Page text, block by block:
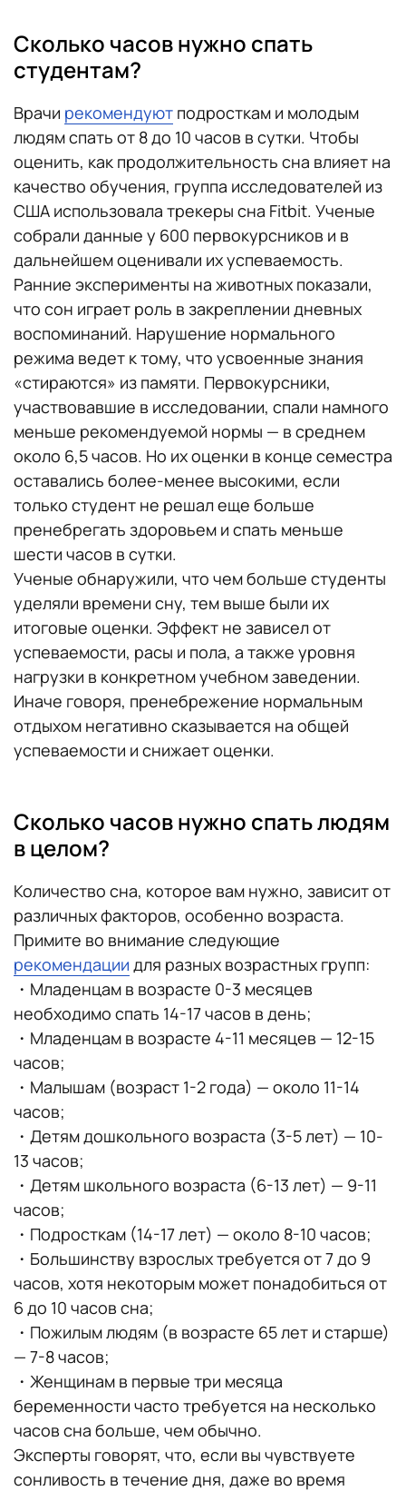
Сколько часов нужно спать
студентам?
Врачи рекомендуют подросткам и молодым
людям спать от 8 до 10 часов в сутки. Чтобы
оценить, как продолжительность сна влияет на
качество обучения, группа исследователей из
США использовала трекеры сна Fitbit. Ученые
собрали данные у 600 первокурсников и в
дальнейшем оценивали их успеваемость.
Ранние эксперименты на животных показали,
что сон играет роль в закреплении дневных
воспоминаний. Нарушение нормального
режима ведет к тому, что усвоенные знания
«стираются» из памяти. Первокурсники,
участвовавшие в исследовании, спали намного
меньше рекомендуемой нормы — в среднем
около 6,5 часов. Но их оценки в конце семестра
оставались более-менее высокими, если
только студент не решал еще больше
пренебрегать здоровьем и спать меньше
шести часов в сутки.
Ученые обнаружили, что чем больше студенты
уделяли времени сну, тем выше были их
итоговые оценки. Эффект не зависел от
успеваемости, расы и пола, а также уровня
нагрузки в конкретном учебном заведении.
Иначе говоря, пренебрежение нормальным
отдыхом негативно сказывается на общей
успеваемости и снижает оценки.
Сколько часов нужно спать людям
в целом?
Количество сна, которое вам нужно, зависит от
различных факторов, особенно возраста.
Примите во внимание следующие
рекомендации для разных возрастных групп:
・Младенцам в возрасте 0-3 месяцев
необходимо спать 14-17 часов в день;
・Младенцам в возрасте 4-11 месяцев — 12-15
часов;
・Малышам (возраст 1-2 года) — около 11-14
часов;
・Детям дошкольного возраста (3-5 лет) — 10-
13 часов;
・Детям школьного возраста (6-13 лет) — 9-11
часов;
・Подросткам (14-17 лет) — около 8-10 часов;
・Большинству взрослых требуется от 7 до 9
часов, хотя некоторым может понадобиться от
6 до 10 часов сна;
・Пожилым людям (в возрасте 65 лет и старше)
— 7-8 часов;
・Женщинам в первые три месяца
беременности часто требуется на несколько
часов сна больше, чем обычно.
Эксперты говорят, что, если вы чувствуете
сонливость в течение дня, даже во время